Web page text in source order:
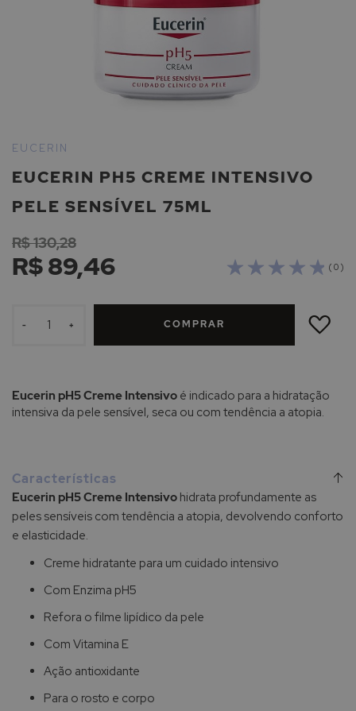
para
início
Galeria
imagens
EUCERIN PH5 CREME INTENSIVO
PELE SENSÍVEL 75ML
EUCERIN
( 0 )
R$ 89,46
R$ 130,28
- + COMPRAR
ADICIONAR
LISTA
Eucerin pH5 Creme Intensivo é indicado para a hidratação
intensiva da pele sensível, seca ou com tendência a atopia.
Características
Eucerin pH5 Creme Intensivo hidrata profundamente as
peles sensíveis com tendência a atopia, devolvendo conforto
e elasticidade.
Creme hidratante para um cuidado intensivo
Com Enzima pH5
Refora o filme lipídico da pele
Com Vitamina E
Ação antioxidante
Para o rosto e corpo